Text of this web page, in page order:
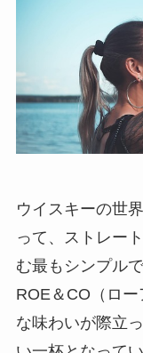
ウイスキーの世
って、ストレー
む最もシンプル
ROE＆CO（ロ
な味わいが際立